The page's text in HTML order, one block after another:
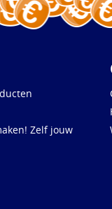
Zelf jouw